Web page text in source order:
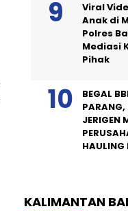
Viral
Anak di
Polres
Mediasi
Pihak
BEGAL
PARANG,
JERIGEN
HAULING
KALIMANTAN